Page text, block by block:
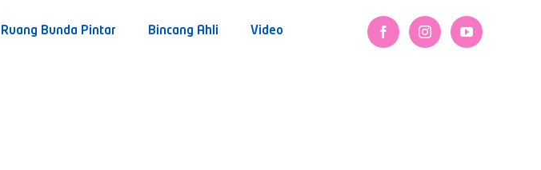
Ruang Bunda Pintar Bincang Ahli Video